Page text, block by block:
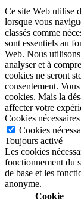
Ce site Web utilise
lorsque vous
classés comme
sont essentiels au
Web. Nous
analyser et à
cookies ne seront
consentement.
cookies. Mais la
affecter votre
Cookies nécessaires
Cookies
Toujours activé
Les cookies
fonctionnement du
de base et les
anonyme.
Cookie